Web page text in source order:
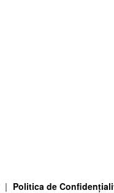
Politica de